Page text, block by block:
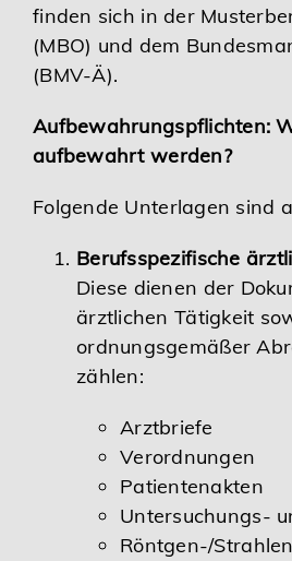
finden sich in der
(MBO) und dem
(BMV-Ä).
Aufbewahrungspflichten:
aufbewahrt werden?
Folgende Unterlagen sind
Berufsspezifische
Diese dienen der
ärztlichen Tätigkeit
ordnungsgemäßer
zählen:
Arztbriefe
Verordnungen
Patientenakten
Untersuchungs-
Röntgen-/